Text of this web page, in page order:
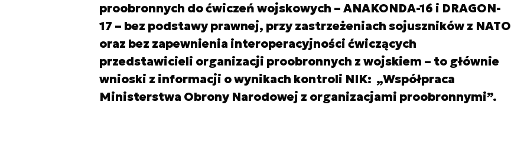
proobronnych do ćwiczeń wojskowych – ANAKONDA-16 i DRAGON-
17 – bez podstawy prawnej, przy zastrzeżeniach sojuszników z NATO
oraz bez zapewnienia interoperacyjności ćwiczących
przedstawicieli organizacji proobronnych z wojskiem – to głównie
wnioski z informacji o wynikach kontroli NIK: „Współpraca
Ministerstwa Obrony Narodowej z organizacjami proobronnymi”.